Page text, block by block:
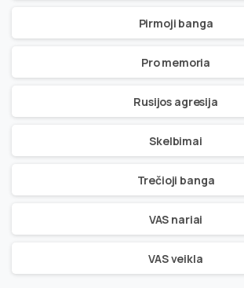
Pirmoji banga
Pro memoria
Rusijos agresija
Skelbimai
Trečioji banga
VAS nariai
VAS veikla